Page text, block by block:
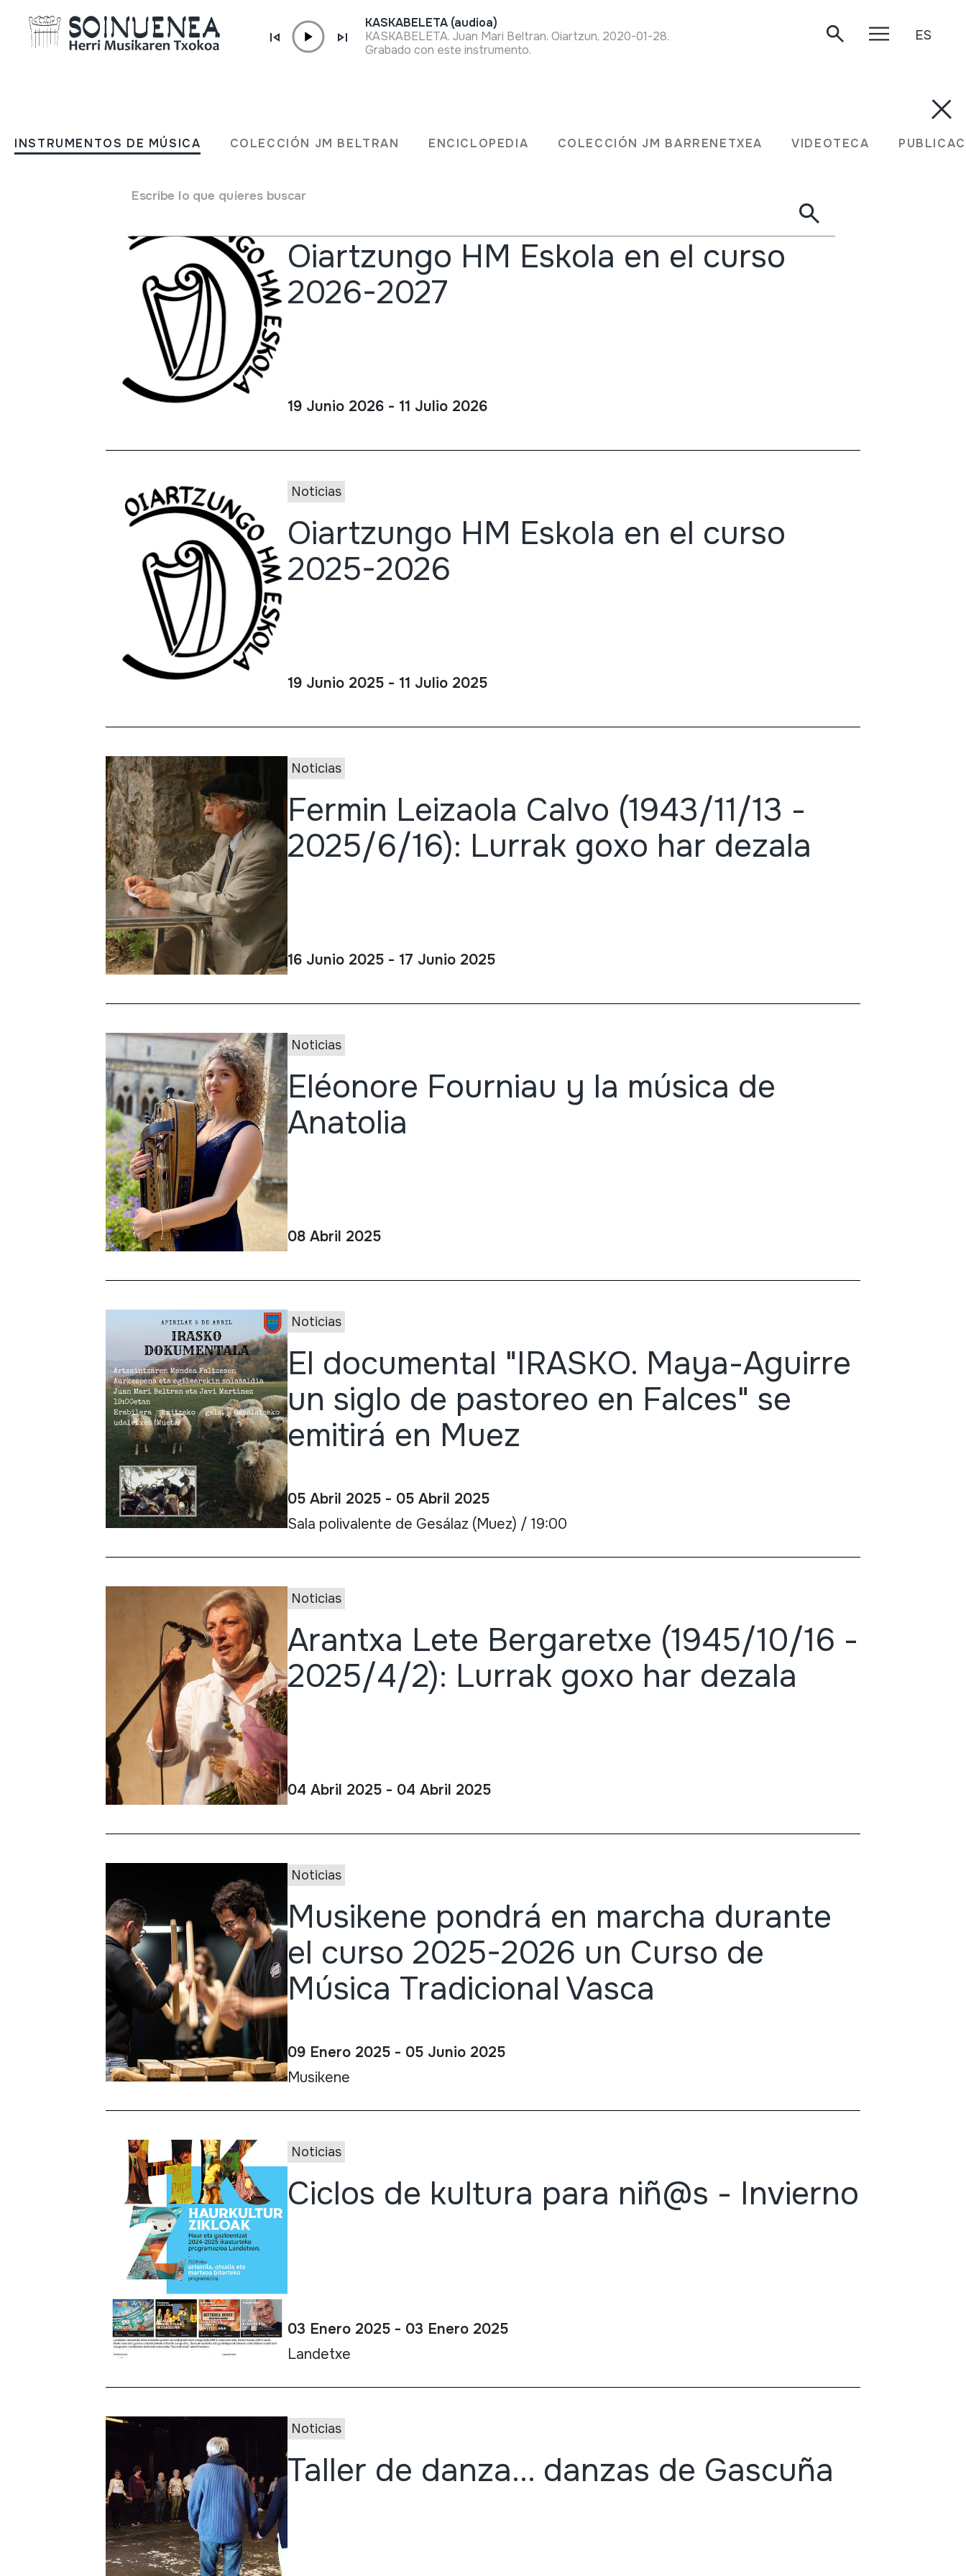
INSTRUMENTOS DE MÚSICA COLECCIÓN JM BELTRAN ENCICLOPEDIA COLECCIÓN JM BARRENETXEA VIDEOTECA
Escribe lo que quieres buscar
KASKABELETA (audioa)
KASKABELETA. Juan Mari Beltran. Oiartzun, 2020-01-28.
Grabado con este instrumento.
ES
Noticias
Oiartzungo HM Eskola en el curso
2026-2027
19 Junio 2026 - 11 Julio 2026
Noticias
Oiartzungo HM Eskola en el curso
2025-2026
19 Junio 2025 - 11 Julio 2025
Noticias
Fermin Leizaola Calvo (1943/11/13 -
2025/6/16): Lurrak goxo har dezala
16 Junio 2025 - 17 Junio 2025
Noticias
Eléonore Fourniau y la música de
Anatolia
08 Abril 2025
Noticias
El documental "IRASKO. Maya-Aguirre
un siglo de pastoreo en Falces" se
emitirá en Muez
05 Abril 2025 - 05 Abril 2025
Sala polivalente de Gesálaz (Muez) / 19:00
Noticias
Arantxa Lete Bergaretxe (1945/10/16 -
2025/4/2): Lurrak goxo har dezala
04 Abril 2025 - 04 Abril 2025
Noticias
Musikene pondrá en marcha durante
el curso 2025-2026 un Curso de
Música Tradicional Vasca
09 Enero 2025 - 05 Junio 2025
Musikene
Noticias
Ciclos de kultura para niñ@s - Invierno
03 Enero 2025 - 03 Enero 2025
Landetxe
Noticias
Taller de danza... danzas de Gascuña